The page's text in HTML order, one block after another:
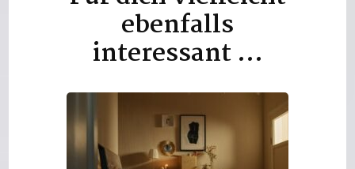
ebenfalls
interessant …